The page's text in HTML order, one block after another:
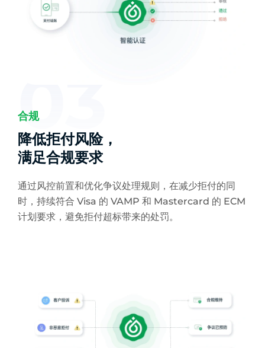
03
合规
降低拒付风险，
满足合规要求
通过风控前置和优化争议处理规则，在减少拒付的同
时，持续符合 Visa 的 VAMP 和 Mastercard 的 ECM
计划要求，避免拒付超标带来的处罚。